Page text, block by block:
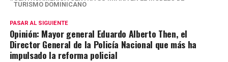
TURISMO DOMINICANO
PASAR AL SIGUIENTE
Opinión: Mayor general Eduardo Alberto Then, el
Director General de la Policía Nacional que más ha
impulsado la reforma policial